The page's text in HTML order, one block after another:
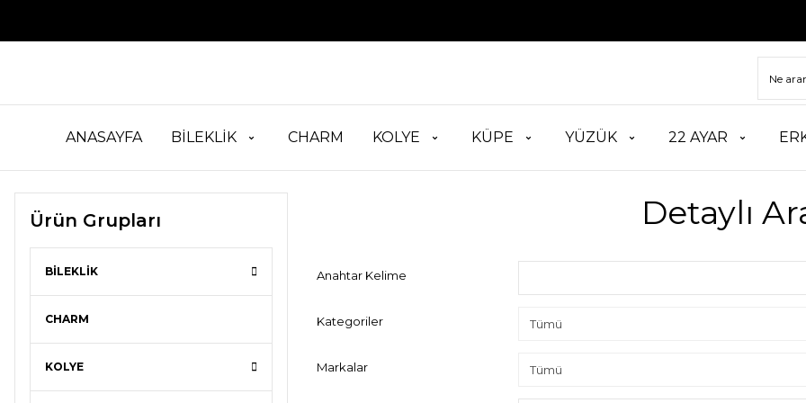
ANASAYFA BİLEKLİK CHARM KOLYE KÜPE YÜZÜK 22 AYAR
Ürün Grupları
BİLEKLİK
CHARM
KOLYE
Detaylı
Anahtar Kelime
Kategoriler
Markalar